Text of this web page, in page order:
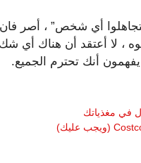
أي شخص” ، أصر
، لا أعتقد أن هناك
أنك تحترم الجميع.